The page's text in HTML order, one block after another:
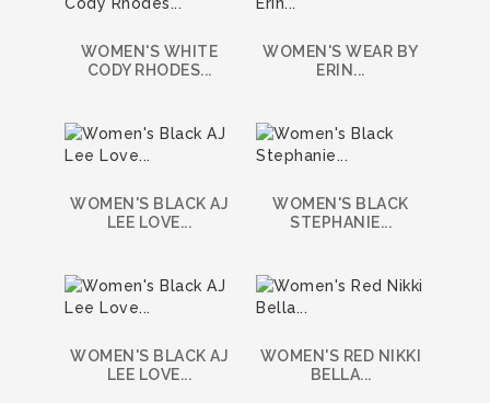
WOMEN'S WHITE
CODY RHODES...
WOMEN'S WEAR BY
ERIN...
WOMEN'S BLACK AJ
LEE LOVE...
WOMEN'S BLACK
STEPHANIE...
WOMEN'S BLACK AJ
LEE LOVE...
WOMEN'S RED NIKKI
BELLA...